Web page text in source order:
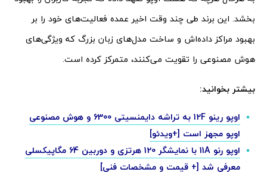
بخشد. این برند طی چند وقت اخیر عمده فعالیت‌های خود را بر
بهبود مراکز داده‌اش و ساخت مدل‌های زبان بزرگ که ویژگی‌های
هوش مصنوعی را تقویت می‌کنند، متمرکز کرده است.
بیشتر بخوانید:
اوپو رینو 12F به تراشه دایمنسیتی 6300 و هوش مصنوعی
اوپو مجهز است [+ویدئو]
اوپو رنو 11A با نمایشگر 120 هرتزی و دوربین 64 مگاپیکسلی
معرفی شد [+ قیمت و مشخصات فنی]